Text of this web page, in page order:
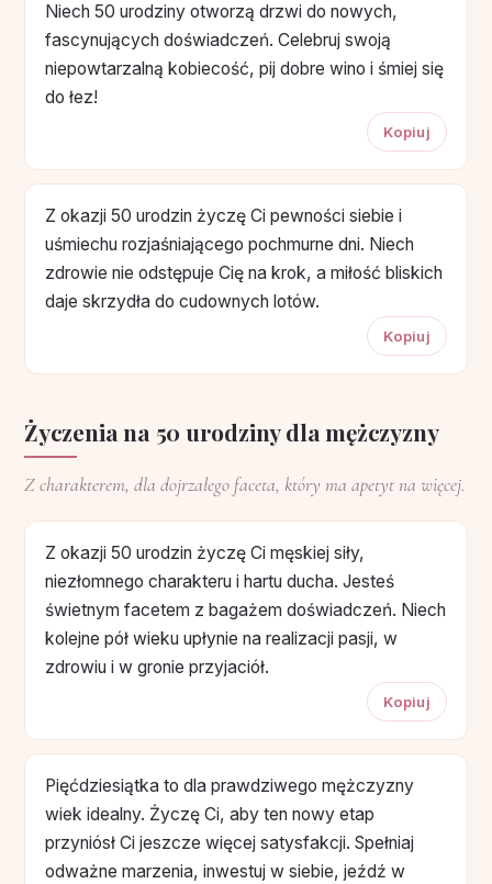
Niech 50 urodziny otworzą drzwi do nowych,
fascynujących doświadczeń. Celebruj swoją
niepowtarzalną kobiecość, pij dobre wino i śmiej się
do łez!
Kopiuj
Z okazji 50 urodzin życzę Ci pewności siebie i
uśmiechu rozjaśniającego pochmurne dni. Niech
zdrowie nie odstępuje Cię na krok, a miłość bliskich
daje skrzydła do cudownych lotów.
Kopiuj
Życzenia na 50 urodziny dla mężczyzny
Z charakterem, dla dojrzałego faceta, który ma apetyt na więcej.
Z okazji 50 urodzin życzę Ci męskiej siły,
niezłomnego charakteru i hartu ducha. Jesteś
świetnym facetem z bagażem doświadczeń. Niech
kolejne pół wieku upłynie na realizacji pasji, w
zdrowiu i w gronie przyjaciół.
Kopiuj
Pięćdziesiątka to dla prawdziwego mężczyzny
wiek idealny. Życzę Ci, aby ten nowy etap
przyniósł Ci jeszcze więcej satysfakcji. Spełniaj
odważne marzenia, inwestuj w siebie, jeźdź w